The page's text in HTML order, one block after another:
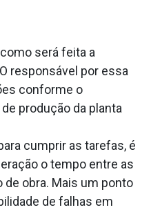
será feita a
responsável por essa
conforme o
produção da planta
cumprir as tarefas, é
o tempo entre as
de obra. Mais um ponto
de falhas em